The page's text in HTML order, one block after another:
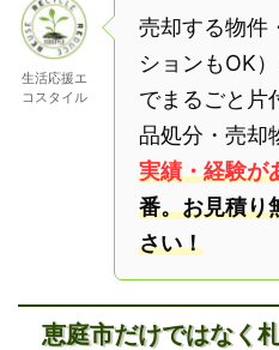
生活応援エ
コスタイル
売却する物件
ションもOK
でまるごと片
品処分・売却
実績・経験が
番。お見積り
さい！
恵庭市だけではなく